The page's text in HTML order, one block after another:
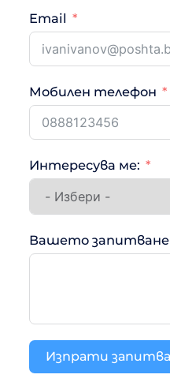
Email
Мобилен телефон
Интересува ме:
Вашето запитване
Изпрати